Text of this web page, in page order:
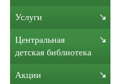
Услуги
Центральная
детская библиотека
Акции